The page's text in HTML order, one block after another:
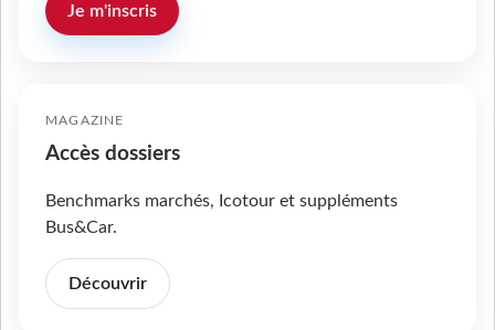
Je m'inscris
MAGAZINE
Accès dossiers
Benchmarks marchés, Icotour et suppléments
Bus&Car.
Découvrir